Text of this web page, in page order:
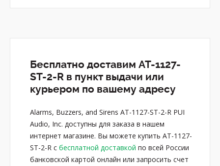
Бесплатно доставим AT-1127-
ST-2-R в пункт выдачи или
курьером по вашему адресу
Alarms, Buzzers, and Sirens AT-1127-ST-2-R PUI
Audio, Inc. доступны для заказа в нашем
интернет магазине. Вы можете купить AT-1127-
ST-2-R с бесплатной доставкой по всей России
банковской картой онлайн или запросить счет